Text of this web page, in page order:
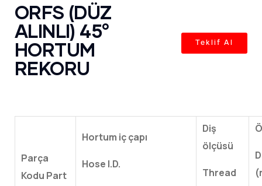
ORFS (DÜZ
ALINLI) 45°
HORTUM
REKORU
Teklif Al
Parça
Kodu Part
Hortum iç çapı
Hose I.D.
Diş
ölçüsü
Thread